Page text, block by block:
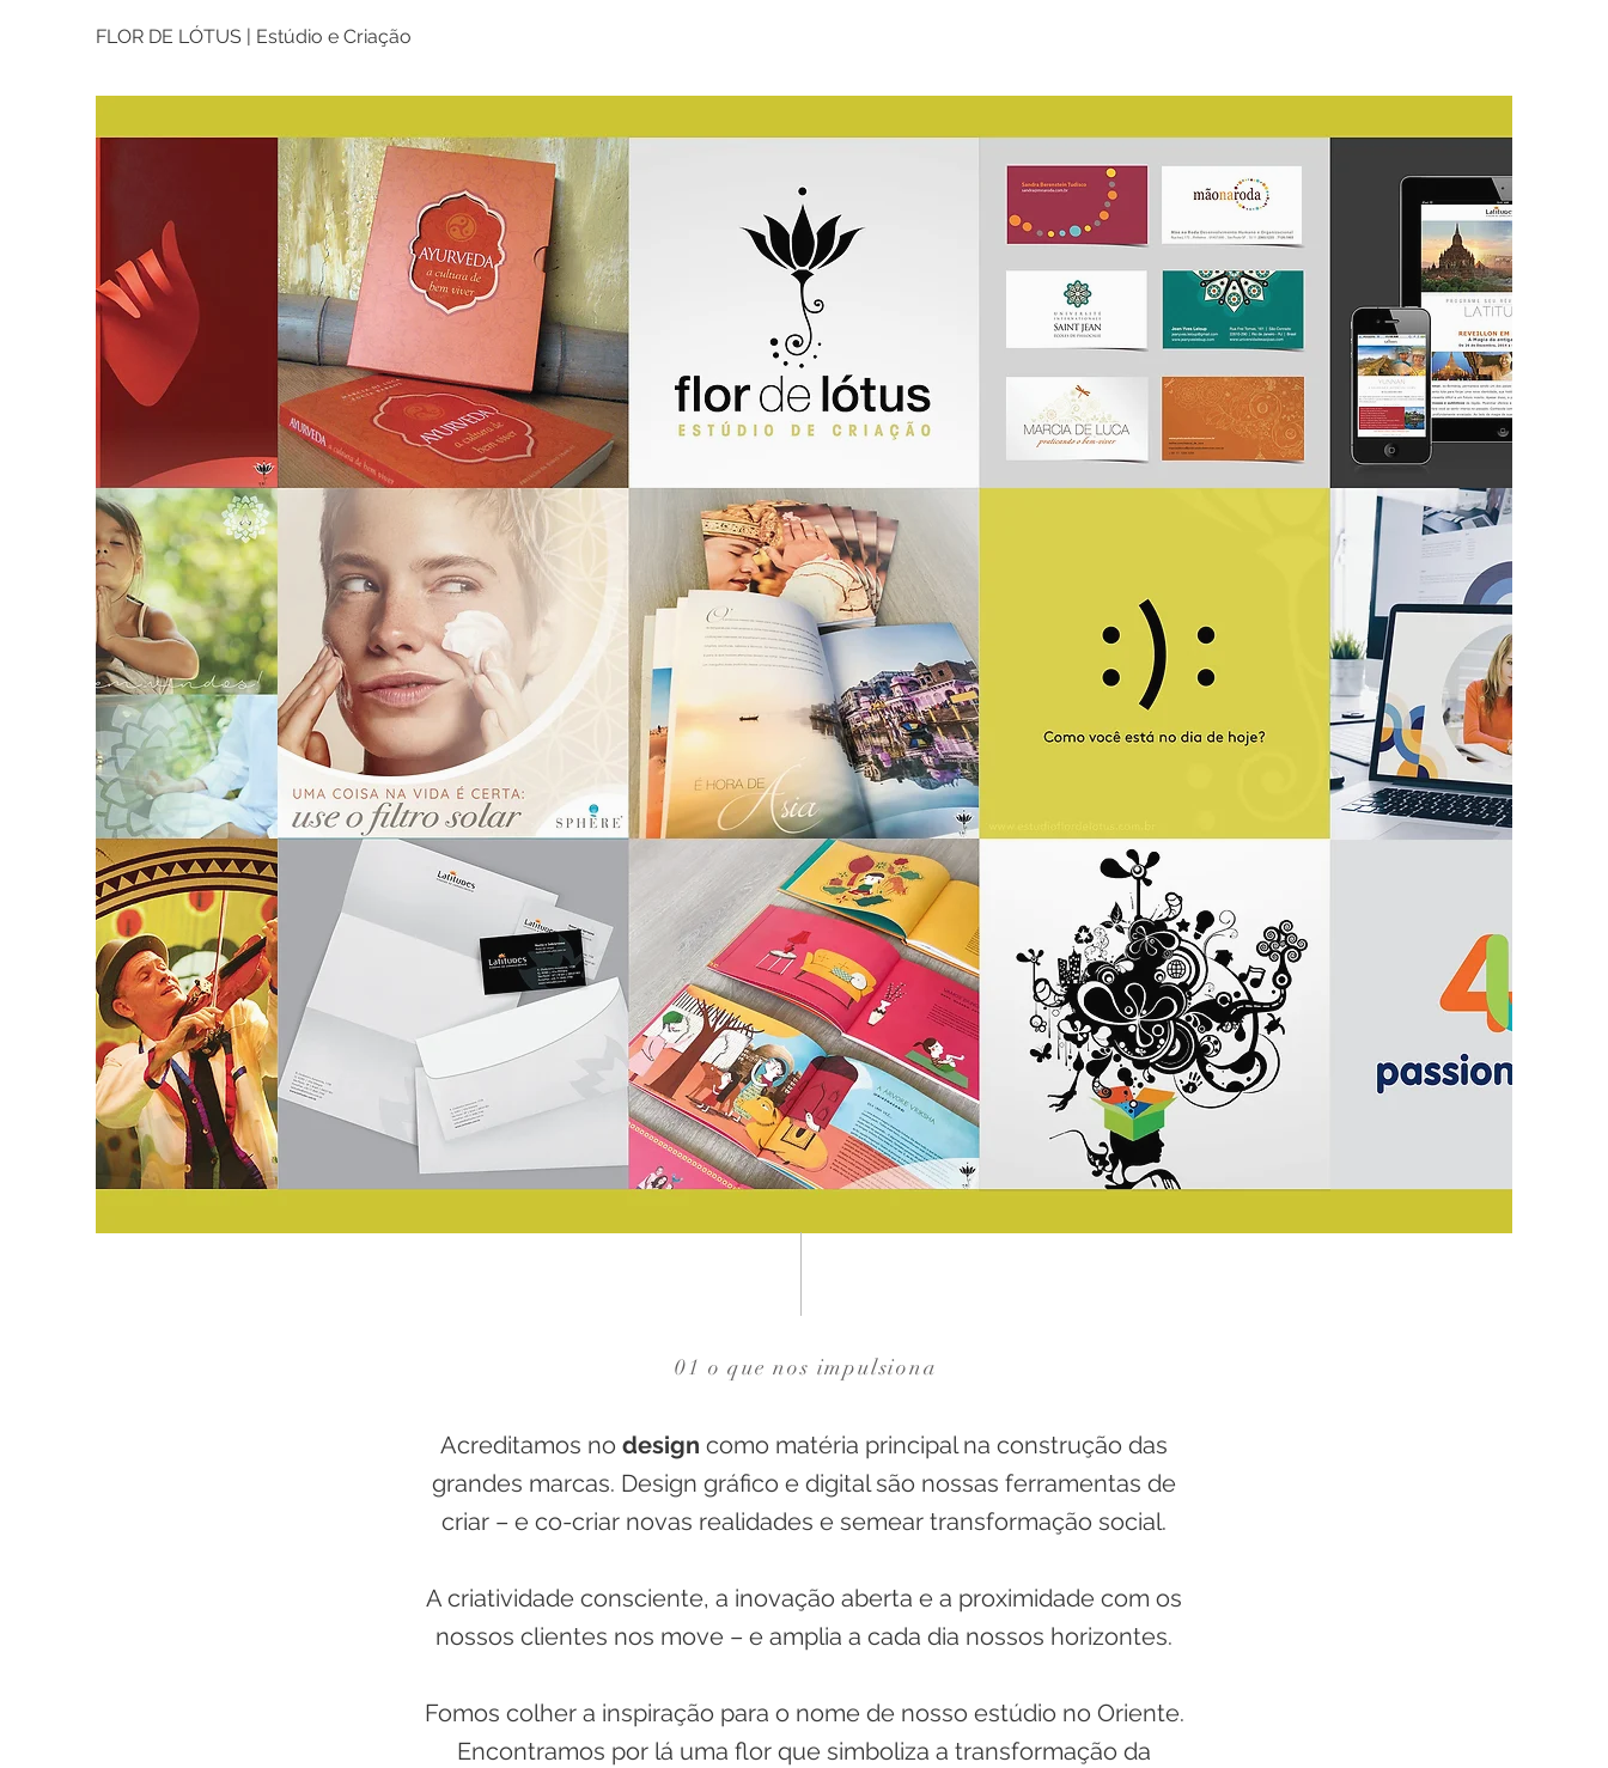
FLOR DE LÓTUS | Estúdio e Criação
01 o que nos impulsiona
Acreditamos no design como matéria principal na construção das
grandes marcas. Design gráfico e digital são nossas ferramentas de
criar – e co-criar novas realidades e semear transformação social.
A criatividade consciente, a inovação aberta e a proximidade com os
nossos clientes nos move – e amplia a cada dia nossos horizontes.
Fomos colher a inspiração para o nome de nosso estúdio no Oriente.
Encontramos por lá uma flor que simboliza a transformação da